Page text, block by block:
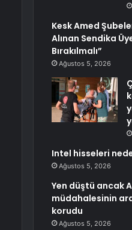
Kesk Amed
Alınan Sendika
Bırakılmalı”
Ağustos 5, 2026
Intel hisseleri
Ağustos 5, 2026
Yen düştü ancak
müdahalesinin
korudu
Ağustos 5, 2026